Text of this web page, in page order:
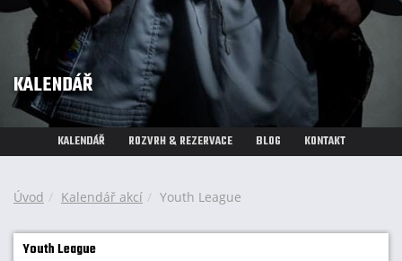
KALENDÁŘ
KALENDÁŘ ROZVRH & REZERVACE BLOG KONTAKT
Úvod Kalendář akcí Youth League
Youth League